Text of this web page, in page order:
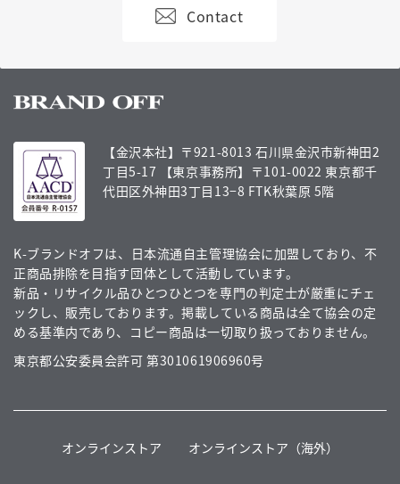
K-ブランドオフは、日本流通自主管理協会に加盟しており、不
正商品排除を目指す団体として活動しています。
新品・リサイクル品ひとつひとつを専門の判定士が厳重にチェ
ックし、販売しております。掲載している商品は全て協会の定
める基準内であり、コピー商品は一切取り扱っておりません。
東京都公安委員会許可 第301061906960号
【金沢本社】〒921-8013 石川県金沢市新神田2
丁目5-17
【東京事務所】〒101-0022 東京都千
代田区外神田3丁目13−8 FTK秋葉原 5階
オンラインストア オンラインストア（海外）
Contact